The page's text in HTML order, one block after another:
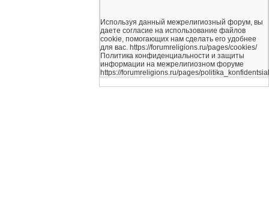
Используя данный межрелигиозный форум, вы
даете согласие на использование файлов
cookie, помогающих нам сделать его удобнее
для вас. https://forumreligions.ru/pages/cookies/
Политика конфиденциальности и защиты
информации на межрелигиозном форуме
https://forumreligions.ru/pages/